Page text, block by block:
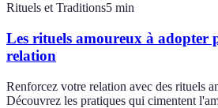
Rituels et Traditions5 min
Les rituels amoureux à adopter
relation
Renforcez votre relation avec des rituels
Découvrez les pratiques qui cimentent